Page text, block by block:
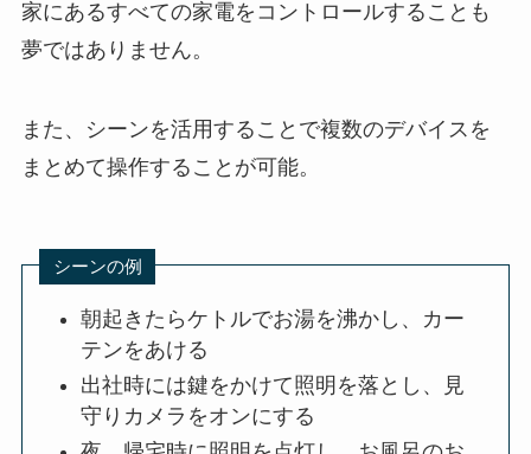
家にあるすべての家電をコントロールすることも
夢ではありません。
また、シーンを活用することで複数のデバイスを
まとめて操作することが可能。
シーンの例
朝起きたらケトルでお湯を沸かし、カー
テンをあける
出社時には鍵をかけて照明を落とし、見
守りカメラをオンにする